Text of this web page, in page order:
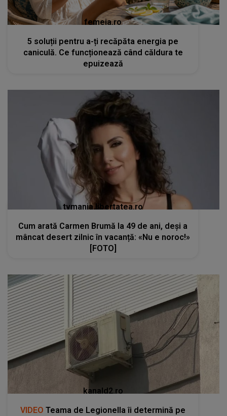
femeia.ro
5 soluții pentru a-ți recăpăta energia pe
caniculă. Ce funcționează când căldura te
epuizează
tvmania.libertatea.ro
Cum arată Carmen Brumă la 49 de ani, deși a
mâncat desert zilnic în vacanță: «Nu e noroc!»
[FOTO]
kanald2.ro
VIDEO Teama de Legionella îi determină pe